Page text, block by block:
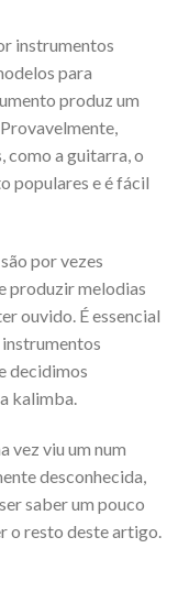
instrumentos
para
produz um
como a guitarra, o
populares e é fácil
por vezes
produzir melodias
ouvido. É essencial
decidimos
kalimba.
vez viu um num
desconhecida,
saber um pouco
o resto deste artigo.